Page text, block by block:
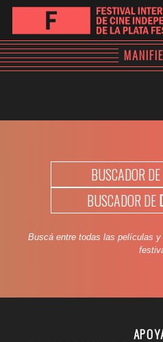
BUSCADOR DE
BUSCADOR DE
Buscá entre todas las películas